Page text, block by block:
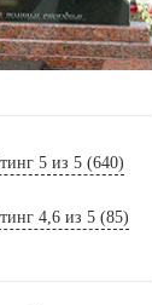
5 из 5 (640)
4,6 из 5 (85)